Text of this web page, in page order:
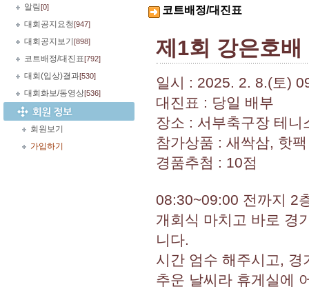
알림[0]
대회공지요청[947]
대회공지보기 [898]
코트배정/대진표[792]
대회(입상)결과[530]
대회화보/동영상[536]
회원보기
가입하기
코트배정/대진표
제1회 강은호
일시 : 2025. 2. 8.(토)
대진표 : 당일 배부
장소 : 서부축구장 테
참가상품 : 새싹삼, 핫팩
경품추첨 : 10점
08:30~09:00 전까지 2
개회식 마치고 바로 경
니다.
시간 엄수 해주시고,
추운 날씨라 휴게실에